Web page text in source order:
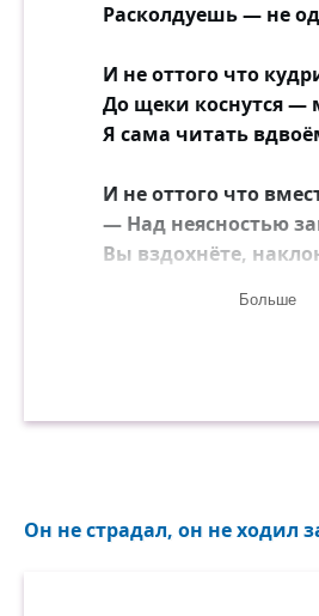
Листья падают, шелестят
А вокруг и свежо, и
Всё купается в бликах
Только женской фигурки
И сейчас тут, как в тот же
Жить и слушать, как
А ведь можно же всё
Расколдуешь — не
И не оттого что
До щеки коснутся —
Я сама читать
И не оттого что
— Над неясностью
Вы вздохнёте,
И не оттого что
Почерк, — да к тому
Нет, дружочек! —
Мне тебя уже не
Больше
Он не страдал, он не ходил